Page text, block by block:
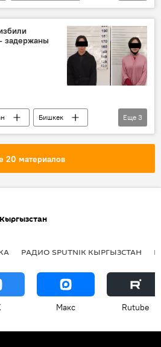
фото
задержаны
Бишкек
Еще 3
20 материалов
Кыргызстан
РАДИО SPUTNIK КЫРГЫЗСТАН
Макс Rutube